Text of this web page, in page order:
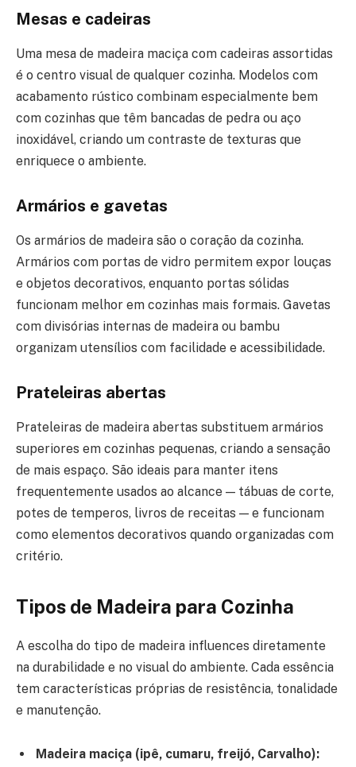
Mesas e cadeiras
Uma mesa de madeira maciça com cadeiras assortidas
é o centro visual de qualquer cozinha. Modelos com
acabamento rústico combinam especialmente bem
com cozinhas que têm bancadas de pedra ou aço
inoxidável, criando um contraste de texturas que
enriquece o ambiente.
Armários e gavetas
Os armários de madeira são o coração da cozinha.
Armários com portas de vidro permitem expor louças
e objetos decorativos, enquanto portas sólidas
funcionam melhor em cozinhas mais formais. Gavetas
com divisórias internas de madeira ou bambu
organizam utensílios com facilidade e acessibilidade.
Prateleiras abertas
Prateleiras de madeira abertas substituem armários
superiores em cozinhas pequenas, criando a sensação
de mais espaço. São ideais para manter itens
frequentemente usados ao alcance — tábuas de corte,
potes de temperos, livros de receitas — e funcionam
como elementos decorativos quando organizadas com
critério.
Tipos de Madeira para Cozinha
A escolha do tipo de madeira influences diretamente
na durabilidade e no visual do ambiente. Cada essência
tem características próprias de resistência, tonalidade
e manutenção.
Madeira maciça (ipê, cumaru, freijó, Carvalho):